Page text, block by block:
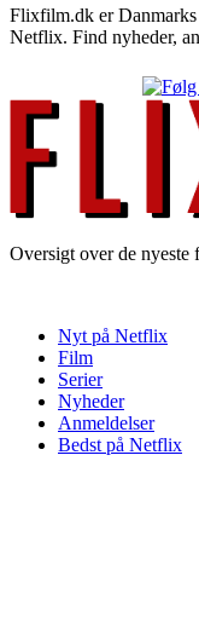
Flixfilm.dk er Danmarks
Netflix. Find nyheder,
Oversigt over de
Nyt på Netflix
Film
Serier
Nyheder
Anmeldelser
Bedst på Netflix